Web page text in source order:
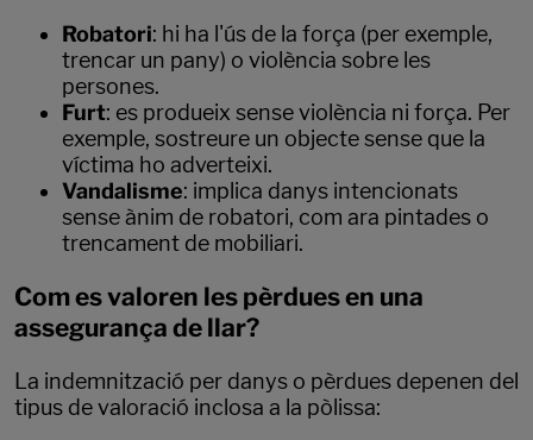
Robatori: hi ha l'ús de la força (per exemple,
trencar un pany) o violència sobre les
persones.
Furt: es produeix sense violència ni força. Per
exemple, sostreure un objecte sense que la
víctima ho adverteixi.
Vandalisme: implica danys intencionats
sense ànim de robatori, com ara pintades o
trencament de mobiliari.
Com es valoren les pèrdues en una
assegurança de llar?
La indemnització per danys o pèrdues depenen del
tipus de valoració inclosa a la pòlissa: